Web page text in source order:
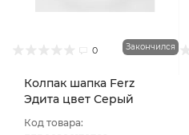
0 Закончился
Колпак шапка Ferz
Эдита цвет Серый
Код товара: